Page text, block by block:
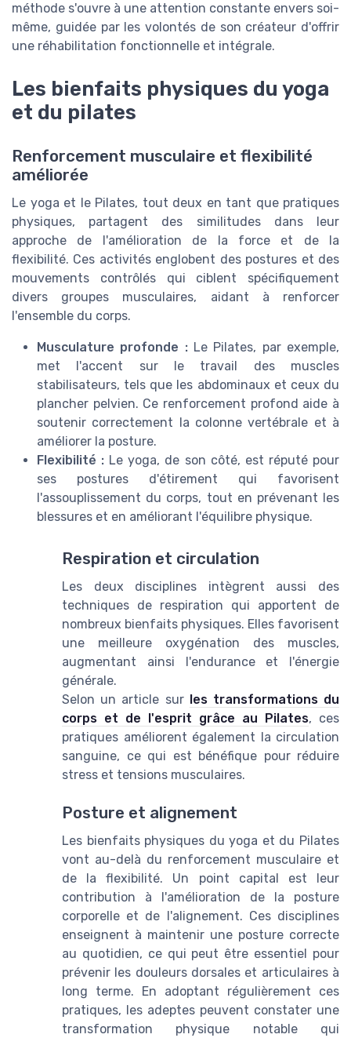
méthode s'ouvre à une attention constante envers soi-
même, guidée par les volontés de son créateur d'offrir
une réhabilitation fonctionnelle et intégrale.
Les bienfaits physiques du yoga
et du pilates
Renforcement musculaire et flexibilité
améliorée
Le yoga et le Pilates, tout deux en tant que pratiques
physiques, partagent des similitudes dans leur
approche de l'amélioration de la force et de la
flexibilité. Ces activités englobent des postures et des
mouvements contrôlés qui ciblent spécifiquement
divers groupes musculaires, aidant à renforcer
l'ensemble du corps.
Musculature profonde :Le Pilates, par exemple,
met l'accent sur le travail des muscles
stabilisateurs, tels que les abdominaux et ceux du
plancher pelvien. Ce renforcement profond aide à
soutenir correctement la colonne vertébrale et à
améliorer la posture.
Flexibilité : Le yoga, de son côté, est réputé pour
ses postures d'étirement qui favorisent
l'assouplissement du corps, tout en prévenant les
blessures et en améliorant l'équilibre physique.
Respiration et circulation
Les deux disciplines intègrent aussi des
techniques de respiration qui apportent de
nombreux bienfaits physiques. Elles favorisent
une meilleure oxygénation des muscles,
augmentant ainsi l'endurance et l'énergie
générale.
Selon un article sur les transformations du
corps et de l'esprit grâce au Pilates, ces
pratiques améliorent également la circulation
sanguine, ce qui est bénéfique pour réduire
stress et tensions musculaires.
Posture et alignement
Les bienfaits physiques du yoga et du Pilates
vont au-delà du renforcement musculaire et
de la flexibilité. Un point capital est leur
contribution à l'amélioration de la posture
corporelle et de l'alignement. Ces disciplines
enseignent à maintenir une posture correcte
au quotidien, ce qui peut être essentiel pour
prévenir les douleurs dorsales et articulaires à
long terme. En adoptant régulièrement ces
pratiques, les adeptes peuvent constater une
transformation physique notable qui